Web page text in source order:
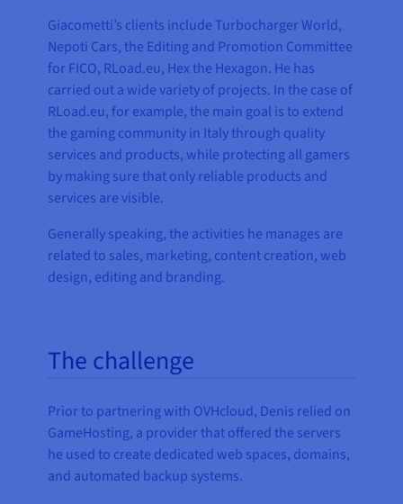
Giacometti’s clients include Turbocharger World,
Nepoti Cars, the Editing and Promotion Committee
for FICO, RLoad.eu, Hex the Hexagon. He has
carried out a wide variety of projects. In the case of
RLoad.eu, for example, the main goal is to extend
the gaming community in Italy through quality
services and products, while protecting all gamers
by making sure that only reliable products and
services are visible.
Generally speaking, the activities he manages are
related to sales, marketing, content creation, web
design, editing and branding.
The challenge
Prior to partnering with OVHcloud, Denis relied on
GameHosting, a provider that offered the servers
he used to create dedicated web spaces, domains,
and automated backup systems.